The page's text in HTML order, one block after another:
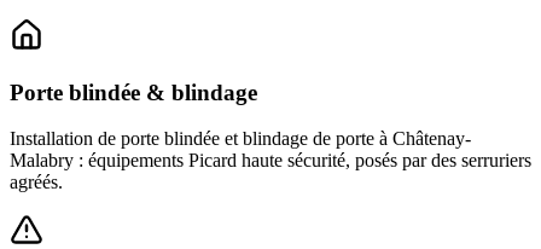
Porte blindée & blindage
Installation de porte blindée et blindage de porte à Châtenay-
Malabry : équipements Picard haute sécurité, posés par des serruriers
agréés.